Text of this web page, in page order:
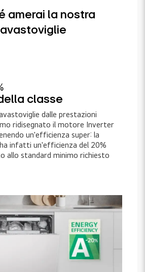
amerai la nostra
classe
dalle prestazioni
ridisegnato il motore Inverter
un'efficienza super: la
infatti un'efficienza del 20%
allo standard minimo richiesto